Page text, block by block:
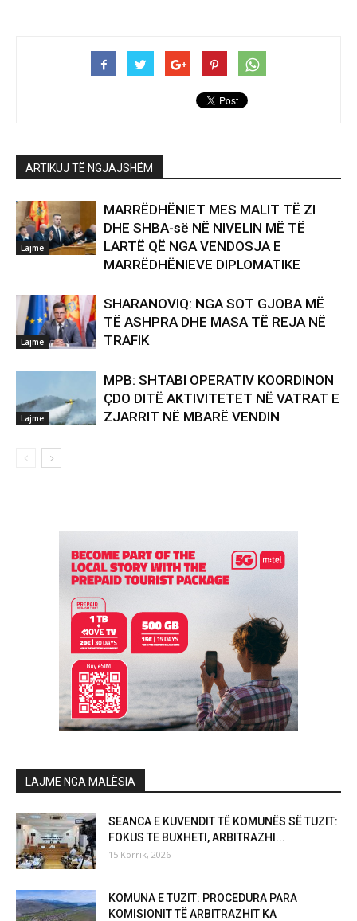
ARTIKUJ TË NGJAJSHËM
Lajme
MARRËDHËNIET MES MALIT TË ZI
DHE SHBA-së NË NIVELIN MË TË
LARTË QË NGA VENDOSJA E
MARRËDHËNIEVE DIPLOMATIKE
Lajme
SHARANOVIQ: NGA SOT GJOBA MË
TË ASHPRA DHE MASA TË REJA NË
TRAFIK
Lajme
MPB: SHTABI OPERATIV KOORDINON
ÇDO DITË AKTIVITETET NË VATRAT E
ZJARRIT NË MBARË VENDIN
LAJME NGA MALËSIA
SEANCA E KUVENDIT TË KOMUNËS SË TUZIT:
FOKUS TE BUXHETI, ARBITRAZHI...
15 Korrik, 2026
KOMUNA E TUZIT: PROCEDURA PARA
KOMISIONIT TË ARBITRAZHIT KA